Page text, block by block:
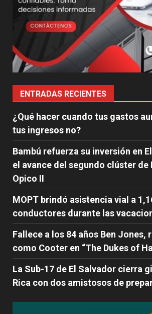
ENTRADAS RECIENTES
¿Qué hacer cuando tus gastos
tus ingresos no?
Bambú refuerza su inversión en
el avance del segundo clúster de
Opico II
MOPT brindó asistencia vial a
conductores durante las
Fallece a los 84 años Ben Jones,
como Cooter en “The Dukes of
La Sub-17 de El Salvador cierra
Rica con dos amistosos de